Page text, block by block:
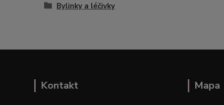
Bylinky a léčivky
Kontakt Mapa